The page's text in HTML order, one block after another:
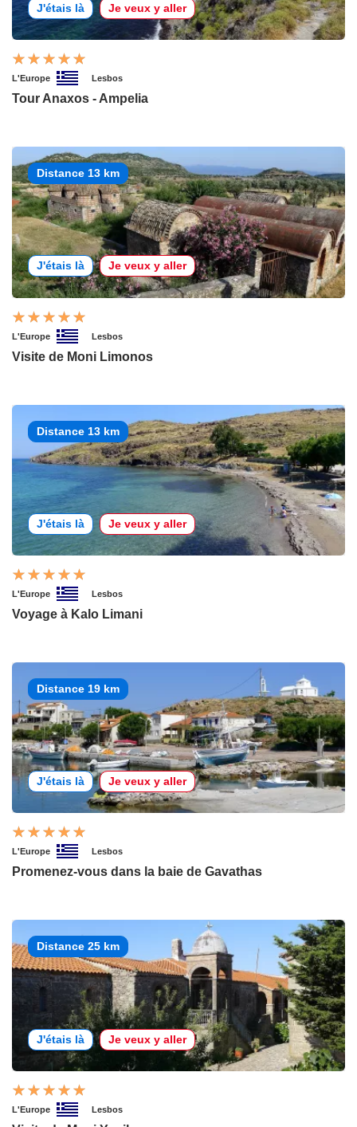
J'étais là Je veux y aller
L'Europe Lesbos
Tour Anaxos - Ampelia
Distance 13 km
J'étais là Je veux y aller
L'Europe Lesbos
Visite de Moni Limonos
Distance 13 km
J'étais là Je veux y aller
L'Europe Lesbos
Voyage à Kalo Limani
Distance 19 km
J'étais là Je veux y aller
L'Europe Lesbos
Promenez-vous dans la baie de Gavathas
Distance 25 km
J'étais là Je veux y aller
L'Europe Lesbos